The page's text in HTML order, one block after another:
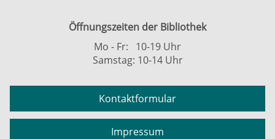
Öffnungszeiten der Bibliothek
Mo - Fr: 10-19 Uhr
Samstag: 10-14 Uhr
Kontaktformular
Impressum